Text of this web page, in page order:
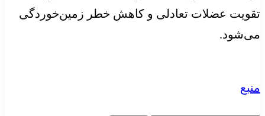
تقویت عضلات تعادلی و کاهش خطر زمین‌خوردگی
می‌شود.
منبع